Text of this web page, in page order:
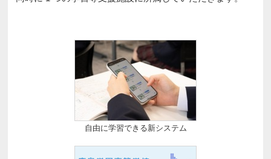
自由に学習できる新システム